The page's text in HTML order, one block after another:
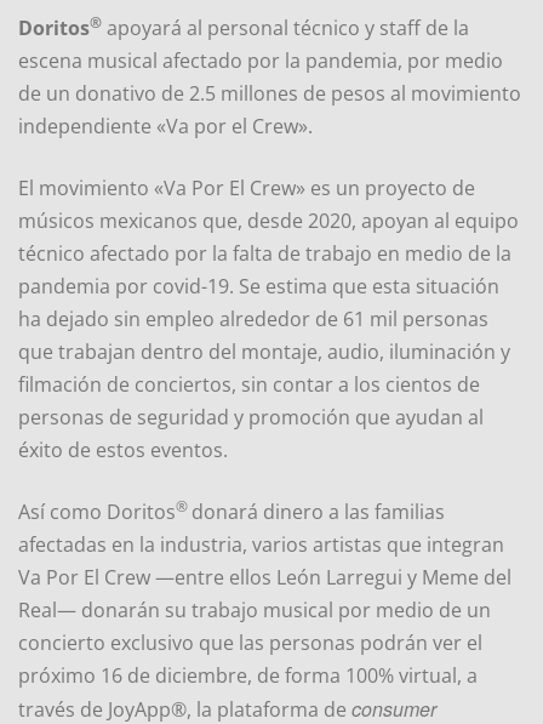
Doritos® apoyará al personal técnico y staff de la
escena musical afectado por la pandemia, por medio
de un donativo de 2.5 millones de pesos al movimiento
independiente «Va por el Crew».
El movimiento «Va Por El Crew» es un proyecto de
músicos mexicanos que, desde 2020, apoyan al equipo
técnico afectado por la falta de trabajo en medio de la
pandemia por covid-19. Se estima que esta situación
ha dejado sin empleo alrededor de 61 mil personas
que trabajan dentro del montaje, audio, iluminación y
filmación de conciertos, sin contar a los cientos de
personas de seguridad y promoción que ayudan al
éxito de estos eventos.
Así como Doritos® donará dinero a las familias
afectadas en la industria, varios artistas que integran
Va Por El Crew —entre ellos León Larregui y Meme del
Real— donarán su trabajo musical por medio de un
concierto exclusivo que las personas podrán ver el
próximo 16 de diciembre, de forma 100% virtual, a
través de JoyApp®, la plataforma de consumer